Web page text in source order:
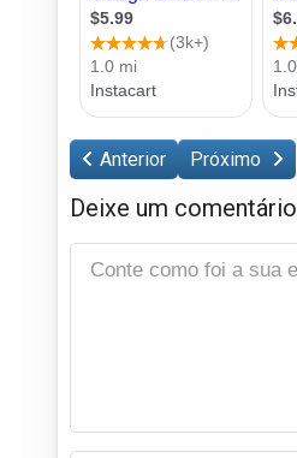
Anterior Próximo
Deixe um comentário